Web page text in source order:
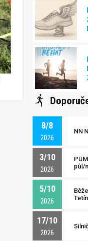
8/8
2026
NN
3/10
2026
půl/
5/10
2026
Tetín
17/10
2026